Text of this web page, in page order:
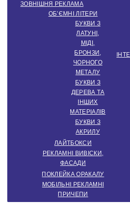
ЗОВНІШНЯ РЕКЛАМА
ОБ’ЄМНІ ЛІТЕРИ
БУКВИ З
ЛАТУНІ,
МІДІ,
БРОНЗИ,
ЧОРНОГО
МЕТАЛУ
БУКВИ З
ДЕРЕВА ТА
ІНШИХ
МАТЕРІАЛІВ
БУКВИ З
АКРИЛУ
ЛАЙТБОКСИ
РЕКЛАМНІ ВИВІСКИ,
ФАСАДИ
ПОКЛЕЙКА ОРАКАЛУ
МОБІЛЬНІ РЕКЛАМНІ
ПРИЧЕПИ